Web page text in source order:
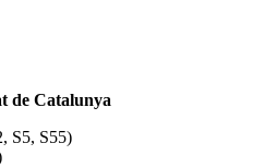
de Catalunya
S5, S55)